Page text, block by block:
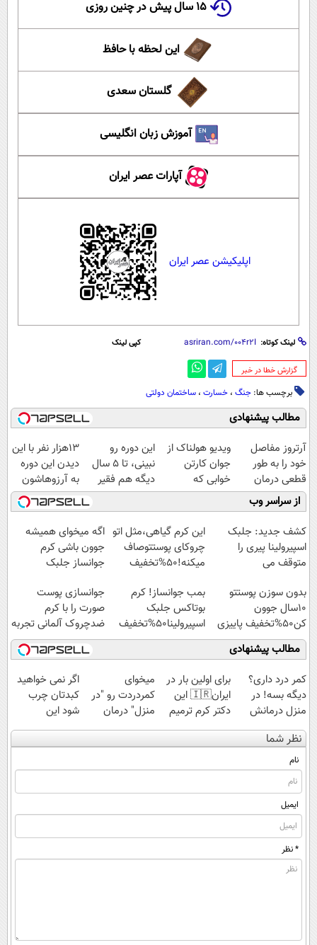
۱۵ سال پیش در چنین روزی
این لحظه با حافظ
گلستان سعدی
آموزش زبان انگلیسی
آپارات عصر ایران
اپلیکیشن عصر ایران
لینک کوتاه: کپی لینک
‌گزارش خطا در خبر
برچسب ها: جنگ ، خسارت ، ساختمان دولتی
مطالب پیشنهادی
آرتروز مفاصل
خود را به طور
قطعی درمان
کنید!
◗پرسش‌نامه◖
ویدیو هولناک از
جوان کارتن
خوابی که
میلیاردر شد.
آموزش رایگان
این دوره رو
نبینی، تا 5 سال
دیگه هم فقیر
می‌مونی! همین
الان ثبت نام کن
13هزار نفر با این
دیدن این دوره
به آرزوهاشون
رسیدن | ثبت‌‌نام
رایگان
از سراسر وب
کشف جدید: جلبک
اسپیرولینا پیری را
متوقف می
این کرم گیاهی،مثل اتو
چروکای پوستتوصاف
میکنه!50%تخفیف
اگه میخوای همیشه
جوون باشی کرم
جوانساز جلبک
بدون سوزن پوستتو
10سال جوون
کن50%تخفیف پاییزی
بمب جوانساز! کرم
بوتاکس جلبک
اسپیرولینا50%تخفیف
جوانسازی پوست
صورت را با کرم
ضدچروک آلمانی تجربه
کنید!
مطالب پیشنهادی
کمر درد داری؟
دیگه بسه! در
منزل درمانش
کن
(◀پرسش‌نامه)
برای اولین بار در
ایران🇮🇷 این
دکتر کرم ترمیم
کننده 23 روزه
ساخت!
میخوای
کمردردت رو "در
منزل" درمان
کنی؟ (◂فیلم +
◂پرسش‌نامه)
اگر نمی خواهید
کبدتان چرب
شود این
نوشیدنی خوش
طعم را بنوشید
نظر شما
نام
ایمیل
* نظر